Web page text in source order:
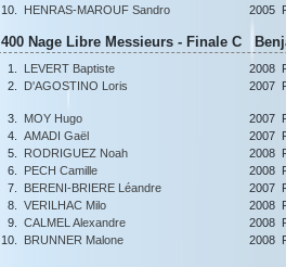
10.
HENRAS-MAROUF Sandro 2005
400 Nage Libre Messieurs - Finale C
1. LEVERT Baptiste 2008
2.
D'AGOSTINO Loris 2007
3. MOY Hugo 2007
4.
AMADI Gaël 2007
5.
RODRIGUEZ Noah 2008
6.
PECH Camille 2008
7.
BERENI-BRIERE Léandre 2007
8.
VERILHAC Milo 2008
9.
CALMEL Alexandre 2008
10.
BRUNNER Malone 2008